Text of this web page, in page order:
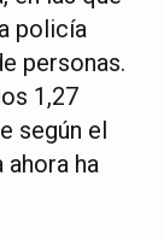
policía
personas.
1,27
según el
ha